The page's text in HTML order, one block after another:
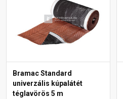
Bramac Standard
univerzális kúpalátét
téglavörös 5 m